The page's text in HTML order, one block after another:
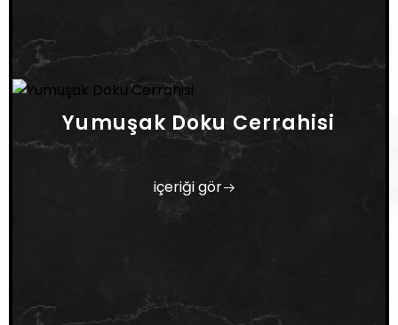
Yumuşak Doku Cerrahisi
içeriği gör